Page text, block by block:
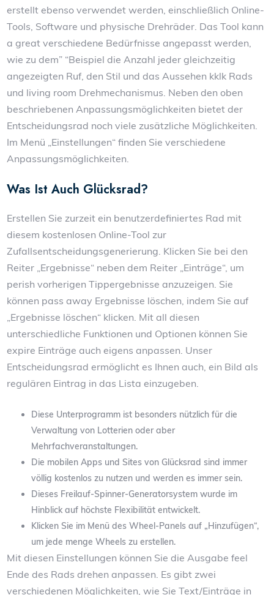
erstellt ebenso verwendet werden, einschließlich Online-
Tools, Software und physische Drehräder. Das Tool kann
a great verschiedene Bedürfnisse angepasst werden,
wie zu dem” “Beispiel die Anzahl jeder gleichzeitig
angezeigten Ruf, den Stil und das Aussehen kklk Rads
und living room Drehmechanismus. Neben den oben
beschriebenen Anpassungsmöglichkeiten bietet der
Entscheidungsrad noch viele zusätzliche Möglichkeiten.
Im Menü „Einstellungen“ finden Sie verschiedene
Anpassungsmöglichkeiten.
Was Ist Auch Glücksrad?
Erstellen Sie zurzeit ein benutzerdefiniertes Rad mit
diesem kostenlosen Online-Tool zur
Zufallsentscheidungsgenerierung. Klicken Sie bei den
Reiter „Ergebnisse“ neben dem Reiter „Einträge“, um
perish vorherigen Tippergebnisse anzuzeigen. Sie
können pass away Ergebnisse löschen, indem Sie auf
„Ergebnisse löschen“ klicken. Mit all diesen
unterschiedliche Funktionen und Optionen können Sie
expire Einträge auch eigens anpassen. Unser
Entscheidungsrad ermöglicht es Ihnen auch, ein Bild als
regulären Eintrag in das Lista einzugeben.
Diese Unterprogramm ist besonders nützlich für die
Verwaltung von Lotterien oder aber
Mehrfachveranstaltungen.
Die mobilen Apps und Sites von Glücksrad sind immer
völlig kostenlos zu nutzen und werden es immer sein.
Dieses Freilauf-Spinner-Generatorsystem wurde im
Hinblick auf höchste Flexibilität entwickelt.
Klicken Sie im Menü des Wheel-Panels auf „Hinzufügen“,
um jede menge Wheels zu erstellen.
Mit diesen Einstellungen können Sie die Ausgabe feel
Ende des Rads drehen anpassen. Es gibt zwei
verschiedenen Möglichkeiten, wie Sie Text/Einträge in